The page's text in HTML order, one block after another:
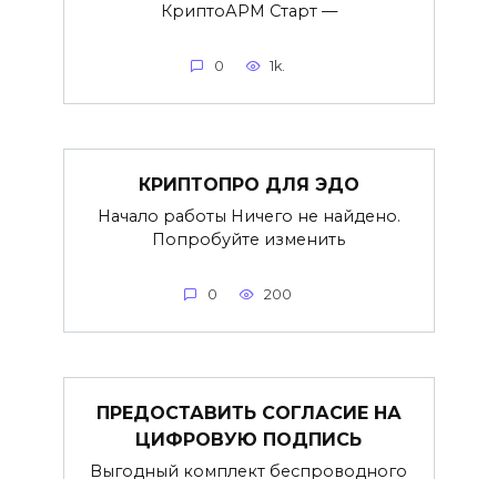
КриптоАРМ Старт —
0 1k.
КРИПТОПРО ДЛЯ ЭДО
Начало работы Ничего не найдено.
Попробуйте изменить
0 200
ПРЕДОСТАВИТЬ СОГЛАСИЕ НА
ЦИФРОВУЮ ПОДПИСЬ
Выгодный комплект беспроводного